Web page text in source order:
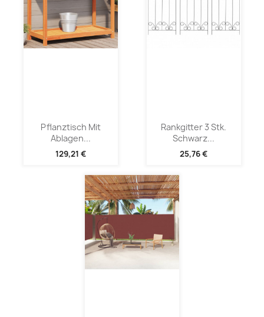
Pflanztisch Mit
Ablagen...
129,21 €
Rankgitter 3 Stk.
Schwarz...
25,76 €